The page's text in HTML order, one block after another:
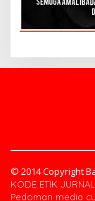
© 2014 Copyright
KODE ETIK
Pedoman media